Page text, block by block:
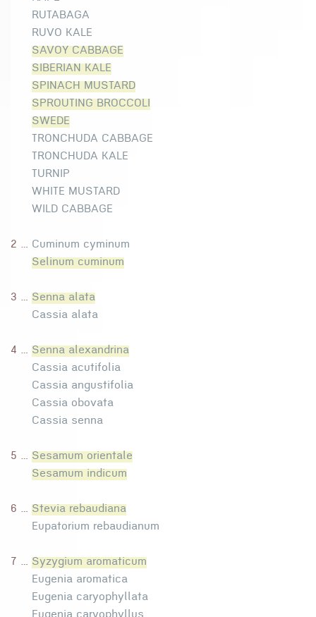
RUTABAGA
RUVO KALE
SAVOY CABBAGE
SIBERIAN KALE
SPINACH MUSTARD
SPROUTING BROCCOLI
SWEDE
TRONCHUDA CABBAGE
TRONCHUDA KALE
TURNIP
WHITE MUSTARD
WILD CABBAGE
2 ... Cuminum cyminum
Selinum cuminum
3 ... Senna alata
Cassia alata
4 ... Senna alexandrina
Cassia acutifolia
Cassia angustifolia
Cassia obovata
Cassia senna
5 ... Sesamum orientale
Sesamum indicum
6 ... Stevia rebaudiana
Eupatorium rebaudianum
7 ... Syzygium aromaticum
Eugenia aromatica
Eugenia caryophyllata